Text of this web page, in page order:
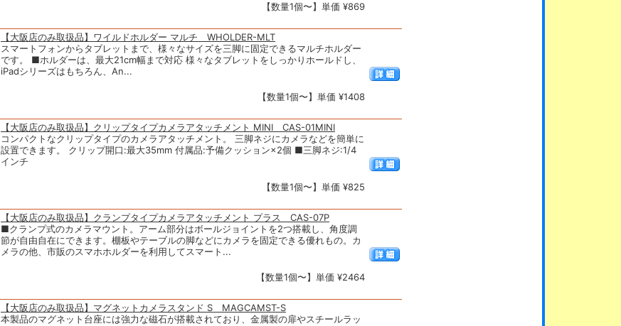
【数量1個〜】単価 ¥869
【大阪店のみ取扱品】ワイルドホルダー マルチ WHOLDER-MLT
スマートフォンからタブレットまで、様々なサイズを三脚に固定できるマルチホルダー
です。 ■ホルダーは、最大21cm幅まで対応 様々なタブレットをしっかりホールドし、
iPadシリーズはもちろん、An...
【数量1個〜】単価 ¥1408
【大阪店のみ取扱品】クリップタイプカメラアタッチメント MINI CAS-01MINI
コンパクトなクリップタイプのカメラアタッチメント。 三脚ネジにカメラなどを簡単に
設置できます。 クリップ開口:最大35mm 付属品:予備クッション×2個 ■三脚ネジ:1/4
インチ
【数量1個〜】単価 ¥825
【大阪店のみ取扱品】クランプタイプカメラアタッチメント プラス CAS-07P
■クランプ式のカメラマウント。アーム部分はボールジョイントを2つ搭載し、角度調
節が自由自在にできます。棚板やテーブルの脚などにカメラを固定できる優れもの。カ
メラの他、市販のスマホホルダーを利用してスマート...
【数量1個〜】単価 ¥2464
【大阪店のみ取扱品】マグネットカメラスタンド S MAGCAMST-S
本製品のマグネット台座には強力な磁石が搭載されており、金属製の扉やスチールラッ